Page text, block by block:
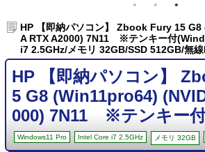
HP 【即納パソコン】 Zbook Fury 15
A RTX A2000) 7N11 ※テンキー付
i7 2.5GHz/メモリ 32GB/SSD 512GB/無
HP 【即納パソコン】
5 G8 (Win11pro64)
000) 7N11 ※テンキー
Windows11 Pro Intel Core i7 2.5GHz メモリ 32GB